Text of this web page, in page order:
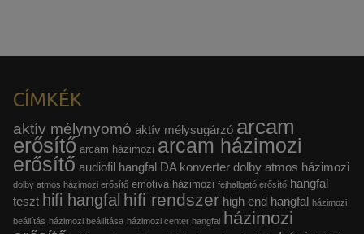
CÍMKÉK
aktív mélynyomó aktív mélysugárzó arcam
erősítő arcam házimozi arcam házimozi
erősítő audiofil hangfal DA konverter dolby atmos házimozi
dolby atmos házimozi erősítő emotiva házimozi fejhallgató erősítő hangfal
teszt hifi hangfal hifi rendszer high end hangfal házimozi
beállítás házimozi beállítása házimozi center hangfal házimozi